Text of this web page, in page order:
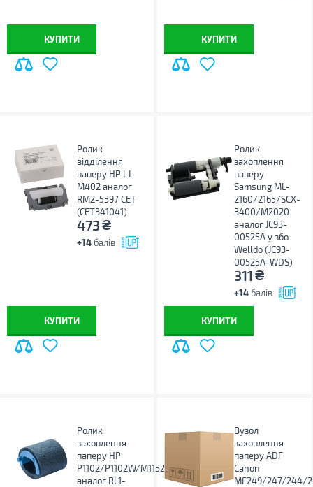
КУПИТИ КУПИТИ
Ролик
відділення
паперу HP LJ
M402 аналог
RM2-5397 CET
(CET341041)
473₴
+14 балів
КУПИТИ
Ролик
захоплення
паперу
Samsung ML-
2160/2165/SCX-
3400/M2020
аналог JC93-
00525A у збо
Welldo (JC93-
00525A-WDS)
311₴
+14 балів
КУПИТИ
Ролик
захоплення
паперу HP
P1102/P1102W/M1132/M1136
аналог RL1-
Вузол
захоплення
паперу ADF
Canon
MF249/247/244/